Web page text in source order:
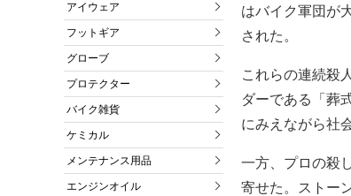
アイウェア
フットギア
グローブ
プロテクター
バイク雑貨
ケミカル
メンテナンス用品
エンジンオイル
はバイク軍団が
された。
これらの連続殺
ダーである「葬
にみえながら社
一方、プロの殺
寄せた。ストー